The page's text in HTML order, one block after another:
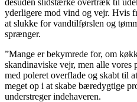
yderligere mod vind og vejr. Hvis
at slukke for vandtilførslen og
sprænger.
”Mange er bekymrede for, om
skandinaviske vejr, men alle vores
med poleret overflade og skabt til
meget op i at skabe bæredygtige
understreger indehaveren.